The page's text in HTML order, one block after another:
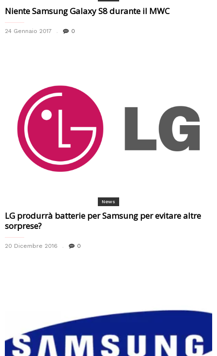
Niente Samsung Galaxy S8 durante il MWC
24 Gennaio 2017 0
News
LG produrrà batterie per Samsung per evitare altre
sorprese?
20 Dicembre 2016 0